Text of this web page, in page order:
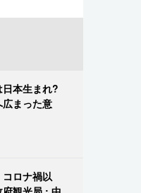
日本生まれ?
まった意
ロナ禍以